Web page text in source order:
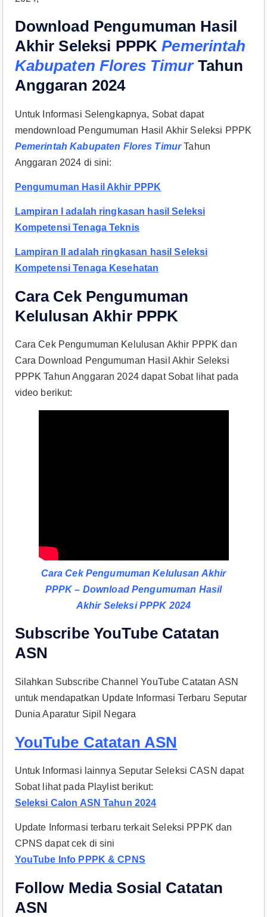
Download Pengumuman Hasil
Akhir Seleksi PPPKPemerintah
Kabupaten Flores Timur Tahun
Anggaran 2024
Untuk Informasi Selengkapnya, Sobat dapat
mendownload Pengumuman Hasil Akhir Seleksi PPPK
Pemerintah Kabupaten Flores TimurTahun
Anggaran 2024 di sini:
Pengumuman Hasil Akhir PPPK
Lampiran I adalah ringkasan hasil Seleksi
Kompetensi Tenaga Teknis
Lampiran II adalah ringkasan hasil Seleksi
Kompetensi Tenaga Kesehatan
Cara Cek Pengumuman
Kelulusan Akhir PPPK
Cara Cek Pengumuman Kelulusan Akhir PPPK dan
Cara Download Pengumuman Hasil Akhir Seleksi
PPPK Tahun Anggaran 2024 dapat Sobat lihat pada
video berikut:
Cara Cek Pengumuman Kelulusan Akhir
PPPK – Download Pengumuman Hasil
Akhir Seleksi PPPK 2024
Subscribe YouTube Catatan
ASN
Silahkan Subscribe Channel YouTube Catatan ASN
untuk mendapatkan Update Informasi Terbaru Seputar
Dunia Aparatur Sipil Negara
YouTube Catatan ASN
Untuk Informasi lainnya Seputar Seleksi CASN dapat
Sobat lihat pada Playlist berikut:
Seleksi Calon ASN Tahun 2024
Update Informasi terbaru terkait Seleksi PPPK dan
CPNS dapat cek di sini
YouTube Info PPPK & CPNS
Follow Media Sosial Catatan
ASN